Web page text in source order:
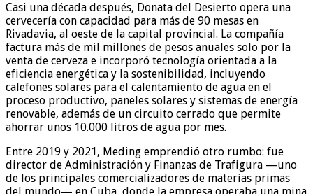
Casi una década después, Donata del Desierto opera una
cervecería con capacidad para más de 90 mesas en
Rivadavia, al oeste de la capital provincial. La compañía
factura más de mil millones de pesos anuales solo por la
venta de cerveza e incorporó tecnología orientada a la
eficiencia energética y la sostenibilidad, incluyendo
calefones solares para el calentamiento de agua en el
proceso productivo, paneles solares y sistemas de energía
renovable, además de un circuito cerrado que permite
ahorrar unos 10.000 litros de agua por mes.
Entre 2019 y 2021, Meding emprendió otro rumbo: fue
director de Administración y Finanzas de Trafigura —uno
de los principales comercializadores de materias primas